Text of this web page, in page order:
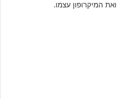
המיקרופון עצמו.